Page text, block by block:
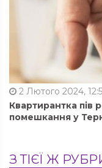
2 Лютого 2024,
Квартирантка пів
помешкання у
З ТІЄЇ Ж